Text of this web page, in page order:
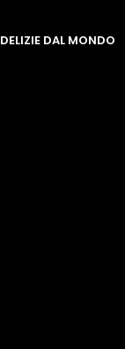
DELIZIE DAL MONDO